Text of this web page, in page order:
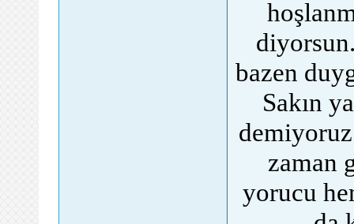
bazen
Sakın
zaman
yorucu